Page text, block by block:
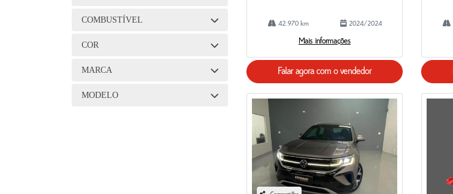
COMBUSTÍVEL
COR
MARCA
MODELO
42.970 km 2024/2024
Mais informações
Falar agora com o vendedor